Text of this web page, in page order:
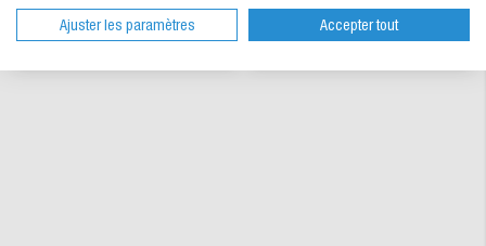
Disponible Disponible
Ajuster les paramètres Accepter tout